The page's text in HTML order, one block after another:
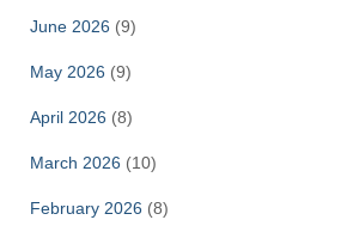
June 2026 (9)
May 2026 (9)
April 2026 (8)
March 2026 (10)
February 2026 (8)